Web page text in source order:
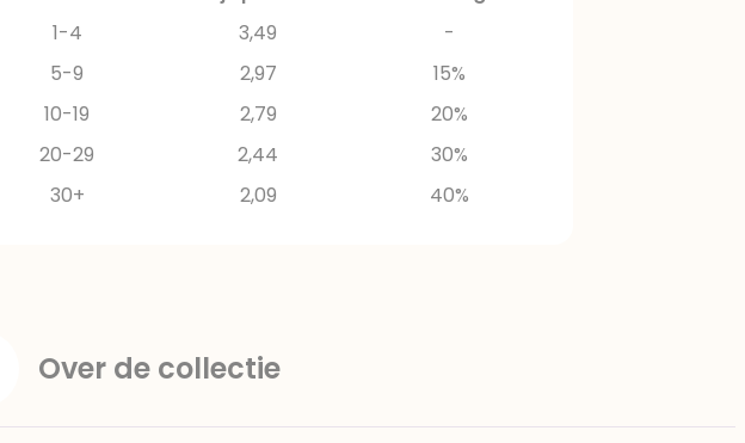
1-4
3,49
-
5-9
2,97
15%
10-19
2,79
20%
20-29
2,44
30%
30+
2,09 40%
Over de collectie